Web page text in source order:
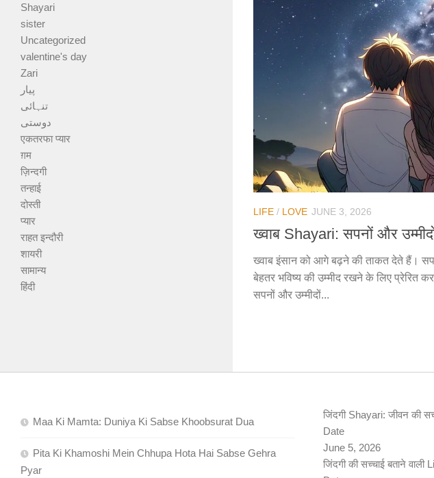
LIFE / LOVE JUNE 3, 2026
ख्वाब Shayari: सपनों और
ख्वाब इंसान को आगे बढ़ने की ताकत देते हैं।
बेहतर भविष्य की उम्मीद रखने के लिए प्रेरित
सपनों और उम्मीदों...
Shayari
sister
Uncategorized
valentine's day
Zari
پیار
تنہائی
دوستی
एकतरफा प्यार
ग़म
ज़िन्दगी
तन्हाई
दोस्ती
प्यार
राहत इन्दौरी
शायरी
सामान्य
हिंदी
Maa Ki Mamta: Duniya Ki Sabse Khoobsurat Dua
Pita Ki Khamoshi Mein Chhupa Hota Hai Sabse Gehra
Pyar
जिंदगी Shayari: जीवन की
Date
June 5, 2026
जिंदगी की सच्चाई बताने